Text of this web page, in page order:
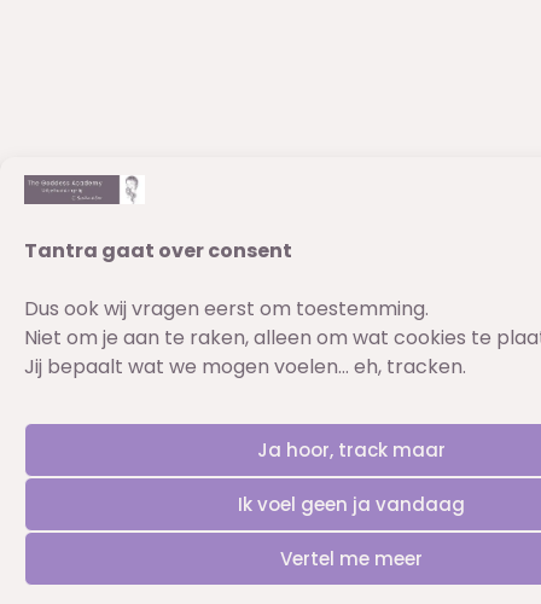
Tantra gaat over consent
Dus ook wij vragen eerst om toestemming.
Niet om je aan te raken, alleen om wat cookies te
Jij bepaalt wat we mogen voelen… eh, tracken.
Ja hoor, track maar
Ik voel geen ja vandaag
Vertel me meer